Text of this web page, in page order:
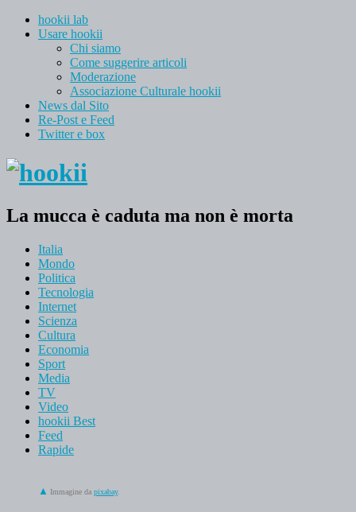
hookii lab
Usare hookii
Chi siamo
Come suggerire articoli
Moderazione
Associazione Culturale hookii
News dal Sito
Re-Post e Feed
Twitter e box
La mucca è caduta ma non è morta
Italia
Mondo
Politica
Tecnologia
Internet
Scienza
Cultura
Economia
Sport
Media
TV
Video
hookii Best
Feed
Rapide
Immagine da pixabay.